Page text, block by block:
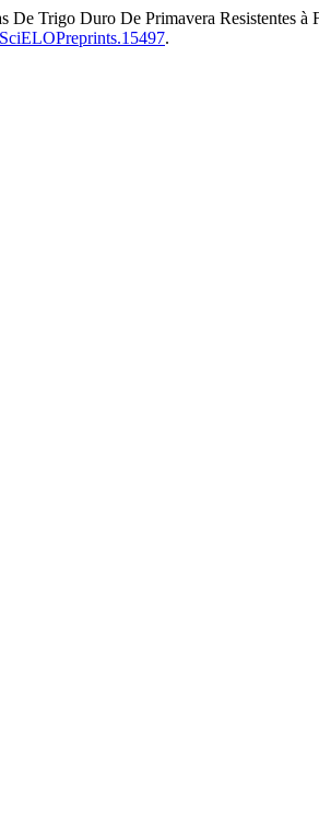
De Trigo Duro De Primavera Resistentes
.